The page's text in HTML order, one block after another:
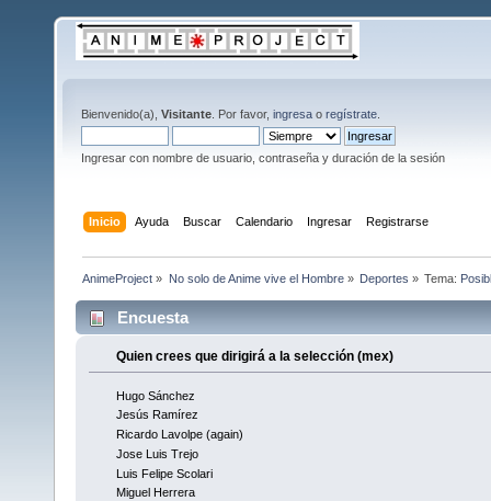
Bienvenido(a), Visitante . Por favor, ingresa o regístrate
Ingresar con nombre de usuario, contraseña y duración de la sesión
Inicio Ayuda Buscar Calendario Ingresar Registrarse
AnimeProject » No solo de Anime vive el Hombre» Deportes » Tema:
Encuesta
Quien crees que dirigirá a la selección (mex)
Hugo Sánchez
Jesús Ramírez
Ricardo Lavolpe (again)
Jose Luis Trejo
Luis Felipe Scolari
Miguel Herrera